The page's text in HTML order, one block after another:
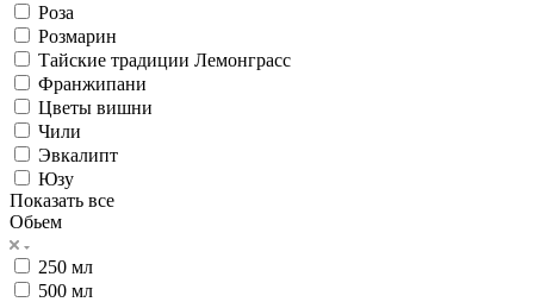
Роза
Розмарин
Тайские традиции Лемонграсс
Франжипани
Цветы вишни
Чили
Эвкалипт
Юзу
Показать все
Обьем
250 мл
500 мл